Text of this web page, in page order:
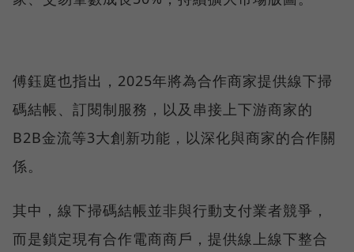
傅鈺庭也指出，2025年將為合作商家提供線下掃
碼結帳、訂閱制服務，以及串接上下游商家的
B2B金流等3大創新功能，以深化與商家的合作關
係。
其中，線下掃碼結帳並非與行動支付業者競爭，
而是鎖定現有合作電商商戶，提供線上線下整合